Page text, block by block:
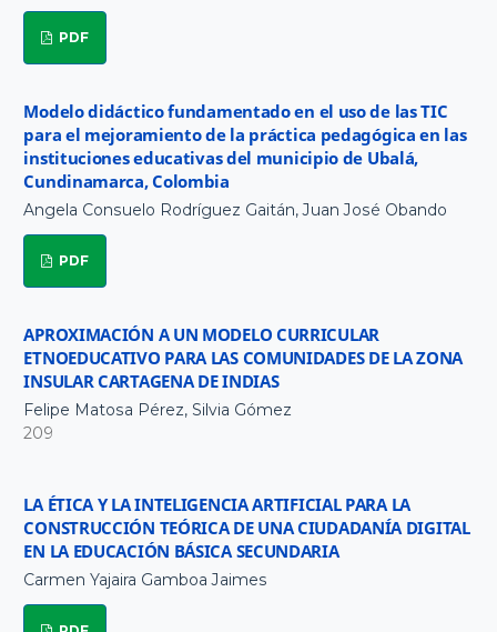
PDF
Modelo didáctico fundamentado en el uso de las TIC
para el mejoramiento de la práctica pedagógica en las
instituciones educativas del municipio de Ubalá,
Cundinamarca, Colombia
Angela Consuelo Rodríguez Gaitán, Juan José Obando
PDF
APROXIMACIÓN A UN MODELO CURRICULAR
ETNOEDUCATIVO PARA LAS COMUNIDADES DE LA ZONA
INSULAR CARTAGENA DE INDIAS
Felipe Matosa Pérez, Silvia Gómez
209
LA ÉTICA Y LA INTELIGENCIA ARTIFICIAL PARA LA
CONSTRUCCIÓN TEÓRICA DE UNA CIUDADANÍA DIGITAL
EN LA EDUCACIÓN BÁSICA SECUNDARIA
Carmen Yajaira Gamboa Jaimes